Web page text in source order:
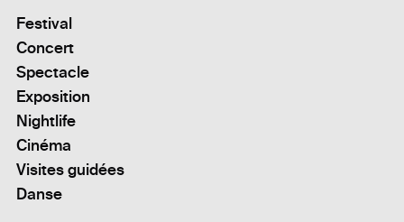
Festival
Concert
Spectacle
Exposition
Nightlife
Cinéma
Visites guidées
Danse